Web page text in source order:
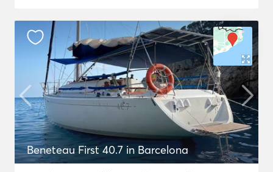
Beneteau First 40.7 in Barcelona